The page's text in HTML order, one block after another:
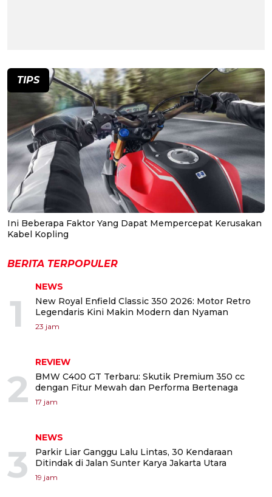
TIPS
Ini Beberapa Faktor Yang Dapat Mempercepat Kerusakan
Kabel Kopling
BERITA TERPOPULER
1
NEWS
New Royal Enfield Classic 350 2026: Motor Retro
Legendaris Kini Makin Modern dan Nyaman
23 jam
2
REVIEW
BMW C400 GT Terbaru: Skutik Premium 350 cc
dengan Fitur Mewah dan Performa Bertenaga
17 jam
3
NEWS
Parkir Liar Ganggu Lalu Lintas, 30 Kendaraan
Ditindak di Jalan Sunter Karya Jakarta Utara
19 jam